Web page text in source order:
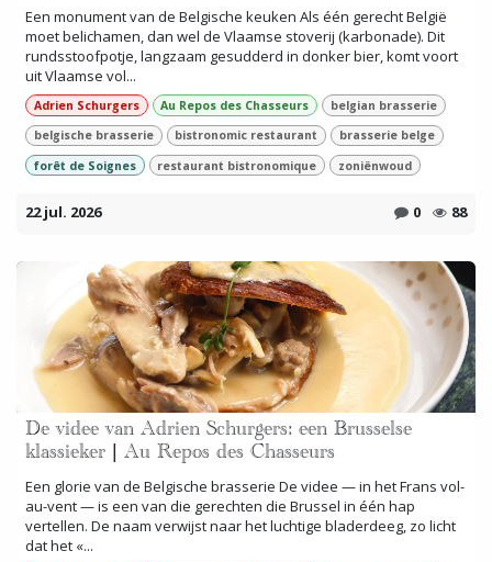
Een monument van de Belgische keuken Als één gerecht België
moet belichamen, dan wel de Vlaamse stoverij (karbonade). Dit
rundsstoofpotje, langzaam gesudderd in donker bier, komt voort
uit Vlaamse vol...
Adrien Schurgers Au Repos des Chasseurs
belgian brasserie
belgische brasserie
bistronomic restaurant
brasserie belge
forêt de Soignes
restaurant bistronomique zoniënwoud
22 jul. 2026 0 88
De videe van Adrien Schurgers: een Brusselse
klassieker | Au Repos des Chasseurs
Een glorie van de Belgische brasserie De videe — in het Frans vol-
au-vent — is een van die gerechten die Brussel in één hap
vertellen. De naam verwijst naar het luchtige bladerdeeg, zo licht
dat het «...